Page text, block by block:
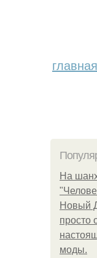
главная
На
Новый
просто
моды.